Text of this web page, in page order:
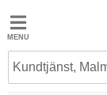
Jobted
Jobb
Kundtjänst,